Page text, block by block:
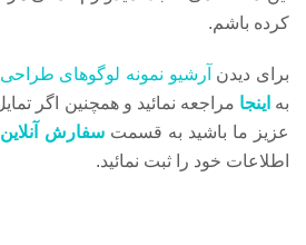
کرده باشم.
برای دیدن آرشیو نمونه لوگوهای
به اینجا مراجعه نمائید و همچنین اگر
عزیز ما باشید به قسمتسفارش
اطلاعات خود را ثبت نمائید.